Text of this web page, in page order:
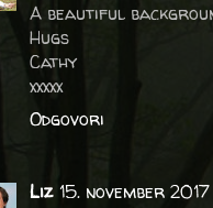
A beautiful
Hugs
Cathy
xxxxx
Odgovori
Liz 15. november 2017